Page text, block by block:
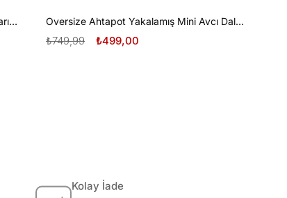
Oversize Tüplü Dalış ve Beyaz Diş tasarım unisex T-shirt Oversize Ahtapot Yakalamış Mini Avcı Dalgıç Tasarım unisex T-shirt
₺499,00
₺749,99
Kolay İade